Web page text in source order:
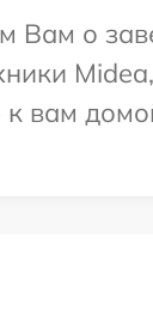
Вам о
к вам